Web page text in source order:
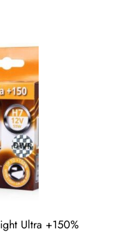
Ultra +150%